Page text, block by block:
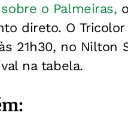
o Palmeiras,
direto. O
21h30, no Nilton
na tabela.